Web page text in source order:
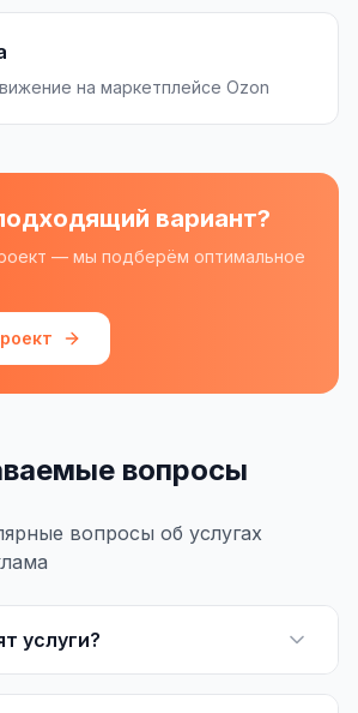
БИЗНЕСА
на маркетплейсе Ozon
вариант?
— мы подберём оптимальное
вопросы
вопросы об услугах
услуги?